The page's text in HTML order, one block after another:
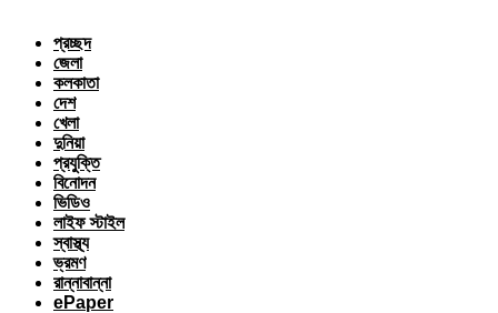
প্রচ্ছদ
জেলা
কলকাতা
দেশ
খেলা
দুনিয়া
প্রযুক্তি
বিনোদন
ভিডিও
লাইফ স্টাইল
স্বাস্থ্য
ভ্রমণ
রান্নাবান্না
ePaper